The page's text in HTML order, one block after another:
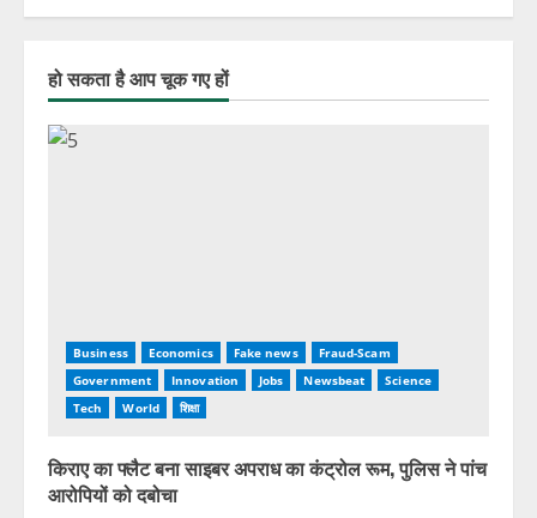
हो सकता है आप चूक गए हों
Business Economics Fake news
Fraud-Scam
Government
Innovation Jobs Newsbeat
Science
Tech
World शिक्षा
किराए का फ्लैट बना साइबर अपराध का कंट्रोल रूम, पुलिस ने पांच
आरोपियों को दबोचा